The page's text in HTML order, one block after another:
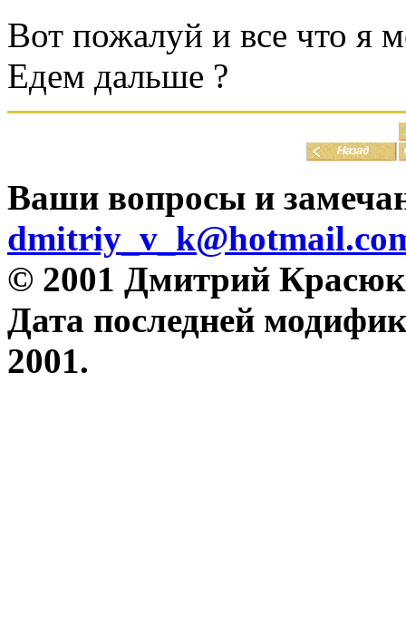
Вот пожалуй и все что я
Едем дальше ?
Ваши вопросы и
© 2001 Дмитрий Красюк
Дата последней
2001.